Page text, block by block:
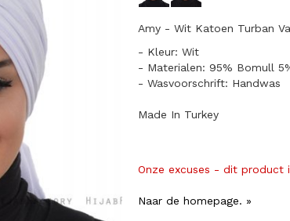
Amy - Wit Katoen Turban
- Kleur: Wit
- Materialen: 95% Bomull
- Wasvoorschrift: Handwas
Made In Turkey
Onze excuses - dit product
Naar de homepage. »